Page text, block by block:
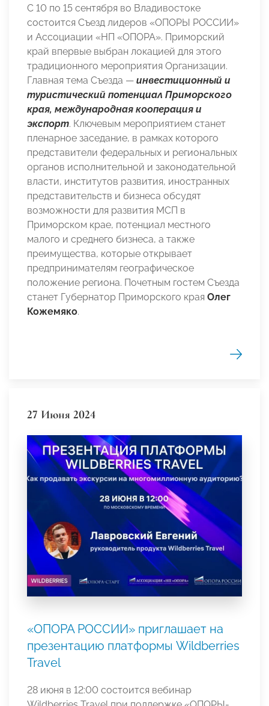
С 10 по 15 сентября во Владивостоке
состоится Съезд лидеров «ОПОРЫ РОССИИ»
и Ассоциации «НП «ОПОРА». Приморский
край впервые выбран локацией для этого
традиционного мероприятия Организации.
Главная тема Съезда — инвестиционный и
туристический потенциал Приморского
края, международная кооперация и
экспорт. Ключевым мероприятием станет
пленарное заседание, в рамках которого
представители федеральных и региональных
органов исполнительной и законодательной
власти, институтов развития, иностранных
представительств и бизнеса обсудят
возможности для развития МСП в
Приморском крае, потенциал местного
малого и среднего бизнеса, а также
преимущества, которые открывает
предпринимателям географическое
положение региона. Почетным гостем Съезда
станет Губернатор Приморского края Олег
Кожемяко.
27 Июня 2024
«ОПОРА РОССИИ» приглашает на
презентацию платформы Wildberries
Travel
28 июня в 12:00 состоится вебинар